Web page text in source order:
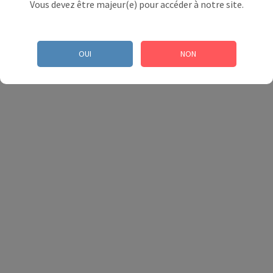
Vous devez être majeur(e) pour accéder à notre site.
OUI NON